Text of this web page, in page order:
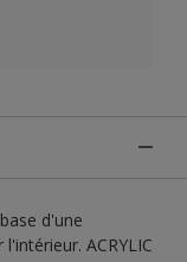
d'une
ACRYLIC